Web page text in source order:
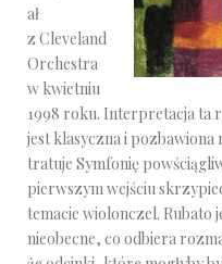
ał
z Cleveland
Orchestra
w kwietniu
1998 roku. Interpretacja ta
jest klasyczna i
tratuje Symfonię
pierwszym wejściu
temacie wiolonczel. Rubato
nieobecne, co odbiera